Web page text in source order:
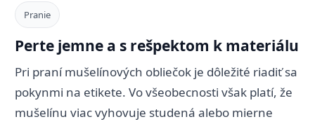
Pranie
Perte jemne a s rešpektom k materiálu
Pri praní mušelínových obliečok je dôležité riadiť sa
pokynmi na etikete. Vo všeobecnosti však platí, že
mušelínu viac vyhovuje studená alebo mierne